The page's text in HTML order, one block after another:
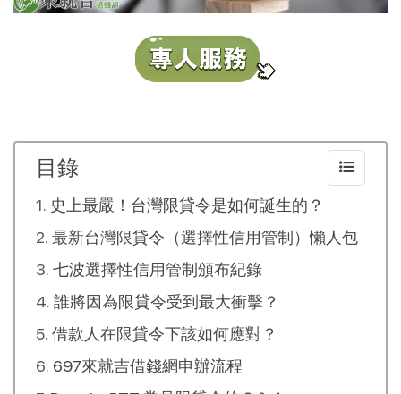
目錄
史上最嚴！台灣限貸令是如何誕生的？
最新台灣限貸令（選擇性信用管制）懶人包
七波選擇性信用管制頒布紀錄
誰將因為限貸令受到最大衝擊？
借款人在限貸令下該如何應對？
697來就吉借錢網申辦流程